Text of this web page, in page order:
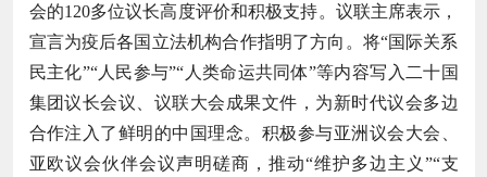
会的120多位议长高度评价和积极支持。议联主席表示，
宣言为疫后各国立法机构合作指明了方向。将“国际关系
民主化”“人民参与”“人类命运共同体”等内容写入二十国
集团议长会议、议联大会成果文件，为新时代议会多边
合作注入了鲜明的中国理念。积极参与亚洲议会大会、
亚欧议会伙伴会议声明磋商，推动“维护多边主义”“支